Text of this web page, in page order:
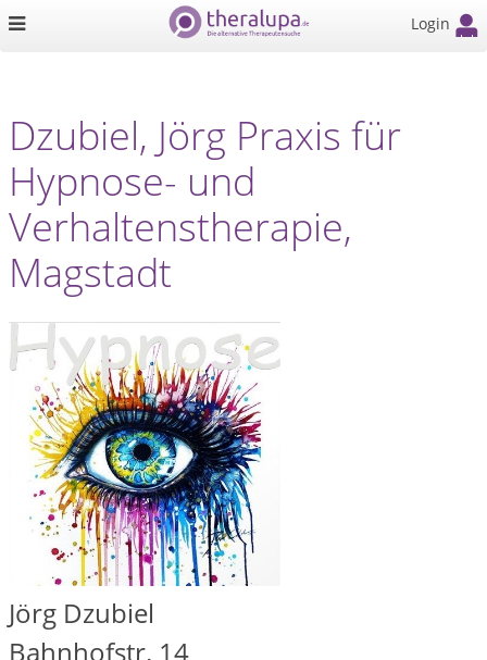
Login
Dzubiel, Jörg Praxis für
Hypnose- und
Verhaltenstherapie,
Magstadt
Jörg Dzubiel
Bahnhofstr. 14